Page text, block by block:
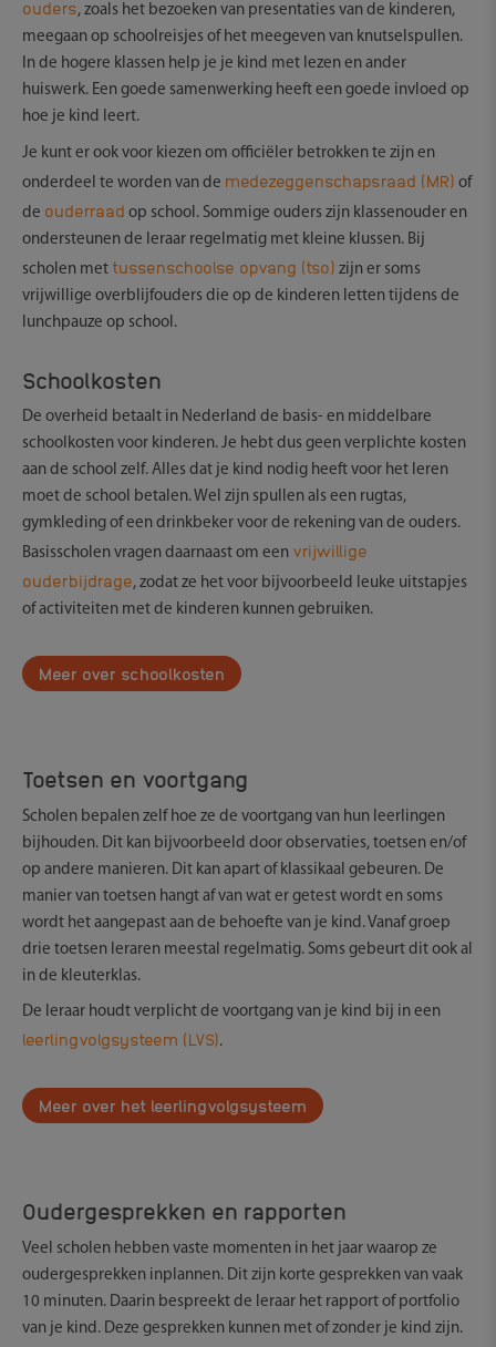
ouders, zoals het bezoeken van presentaties van de kinderen,
meegaan op schoolreisjes of het meegeven van knutselspullen.
In de hogere klassen help je je kind met lezen en ander
huiswerk. Een goede samenwerking heeft een goede invloed op
hoe je kind leert.
Je kunt er ook voor kiezen om officiëler betrokken te zijn en
onderdeel te worden van de medezeggenschapsraad (MR) of
de ouderraad op school. Sommige ouders zijn klassenouder en
ondersteunen de leraar regelmatig met kleine klussen. Bij
scholen met tussenschoolse opvang (tso) zijn er soms
vrijwillige overblijfouders die op de kinderen letten tijdens de
lunchpauze op school.
Schoolkosten
De overheid betaalt in Nederland de basis- en middelbare
schoolkosten voor kinderen. Je hebt dus geen verplichte kosten
aan de school zelf. Alles dat je kind nodig heeft voor het leren
moet de school betalen. Wel zijn spullen als een rugtas,
gymkleding of een drinkbeker voor de rekening van de ouders.
Basisscholen vragen daarnaast om een vrijwillige
ouderbijdrage, zodat ze het voor bijvoorbeeld leuke uitstapjes
of activiteiten met de kinderen kunnen gebruiken.
Meer over schoolkosten
Toetsen en voortgang
Scholen bepalen zelf hoe ze de voortgang van hun leerlingen
bijhouden. Dit kan bijvoorbeeld door observaties, toetsen en/of
op andere manieren. Dit kan apart of klassikaal gebeuren. De
manier van toetsen hangt af van wat er getest wordt en soms
wordt het aangepast aan de behoefte van je kind. Vanaf groep
drie toetsen leraren meestal regelmatig. Soms gebeurt dit ook al
in de kleuterklas.
De leraar houdt verplicht de voortgang van je kind bij in een
leerlingvolgsysteem (LVS).
Meer over het leerlingvolgsysteem
Oudergesprekken en rapporten
Veel scholen hebben vaste momenten in het jaar waarop ze
oudergesprekken inplannen. Dit zijn korte gesprekken van vaak
10 minuten. Daarin bespreekt de leraar het rapport of portfolio
van je kind. Deze gesprekken kunnen met of zonder je kind zijn.